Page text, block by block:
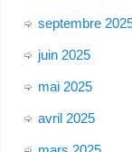
septembre
juin 2025
mai 2025
avril 2025